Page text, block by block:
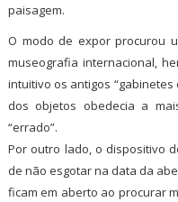
paisagem.
O modo de expor procurou
museografia internacional,
intuitivo os antigos
dos objetos obedecia a
“errado”.
Por outro lado, o dispositivo
de não esgotar na data da
ficam em aberto ao procurar